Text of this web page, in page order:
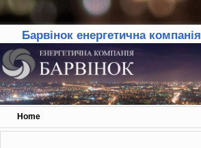
Барвінок енергетична компанія
Home
Skip to primary content
Skip to secondary content